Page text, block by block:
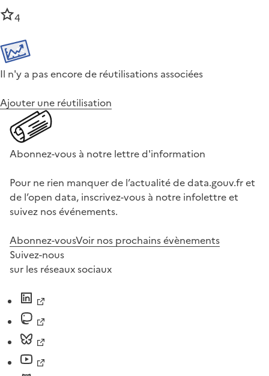
4
Il n'y a pas encore de réutilisations associées
Ajouter une réutilisation
Abonnez-vous à notre lettre d'information
Pour ne rien manquer de l’actualité de data.gouv.fr et
de l’open data, inscrivez-vous à notre infolettre et
suivez nos événements.
Abonnez-vousVoir nos prochains évènements
Suivez-nous
sur les réseaux sociaux